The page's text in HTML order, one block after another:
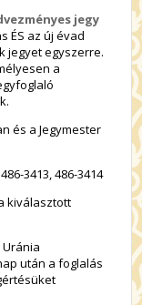
jegy
ÉS az új évad
jegyet egyszerre.
a
és a Jegymester
3413, 486-3414
kiválasztott
után a foglalás